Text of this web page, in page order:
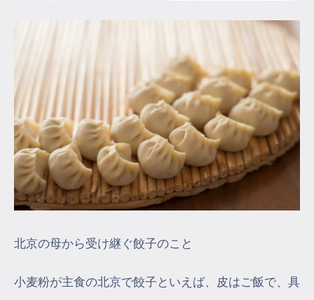
北京の母から受け継ぐ餃子のこと
小麦粉が主食の北京で餃子といえば、皮はご飯で、具